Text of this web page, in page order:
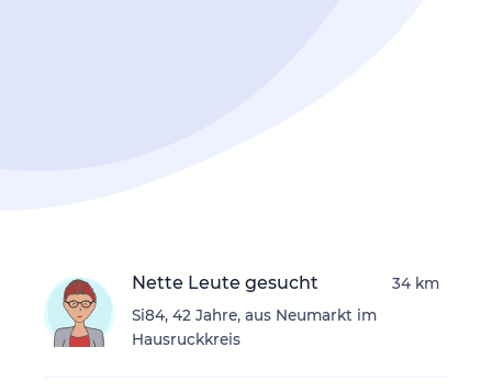
Nette Leute gesucht
Si84, 42 Jahre, aus Neumarkt im
Hausruckkreis
34 km